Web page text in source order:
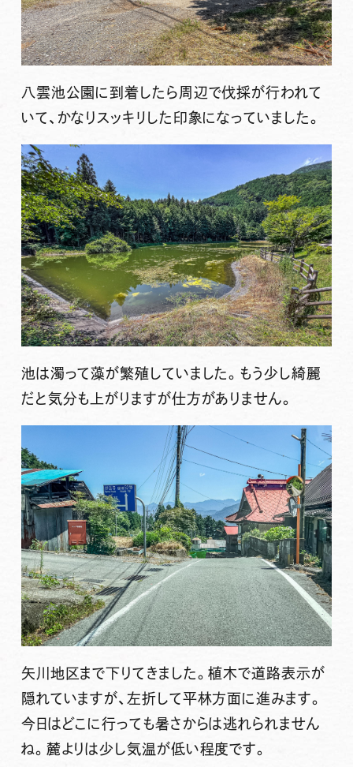
八雲池公園に到着したら周辺で伐採が行われて
いて、かなりスッキリした印象になっていました。
池は濁って藻が繁殖していました。もう少し綺麗
だと気分も上がりますが仕方がありません。
矢川地区まで下りてきました。植木で道路表示が
隠れていますが、左折して平林方面に進みます。
今日はどこに行っても暑さからは逃れられません
ね。麓よりは少し気温が低い程度です。